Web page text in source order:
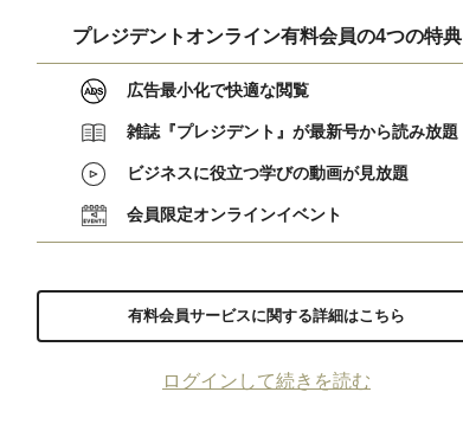
プレジデントオンライン有料会員の4つの特典
広告最小化で快適な閲覧
雑誌『プレジデント』が最新号から読み放題
ビジネスに役立つ学びの動画が見放題
会員限定オンラインイベント
有料会員サービスに関する詳細はこちら
ログインして続きを読む